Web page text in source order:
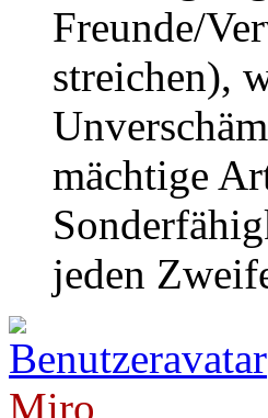
Freunde/
streichen),
mächtige
jeden
Miro